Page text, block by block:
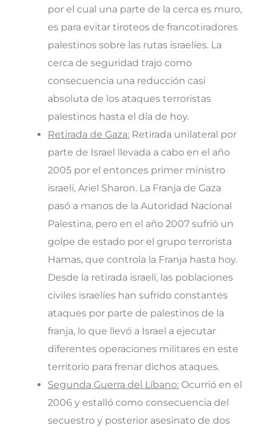
por el cual una parte de la cerca es muro,
es para evitar tiroteos de francotiradores
palestinos sobre las rutas israelíes. La
cerca de seguridad trajo como
consecuencia una reducción casi
absoluta de los ataques terroristas
palestinos hasta el día de hoy.
Retirada de Gaza: Retirada unilateral por
parte de Israel llevada a cabo en el año
2005 por el entonces primer ministro
israelí, Ariel Sharon. La Franja de Gaza
pasó a manos de la Autoridad Nacional
Palestina, pero en el año 2007 sufrió un
golpe de estado por el grupo terrorista
Hamas, que controla la Franja hasta hoy.
Desde la retirada israelí, las poblaciones
civiles israelíes han sufrido constantes
ataques por parte de palestinos de la
franja, lo que llevó a Israel a ejecutar
diferentes operaciones militares en este
territorio para frenar dichos ataques.
Segunda Guerra del Líbano: Ocurrió en el
2006 y estalló como consecuencia del
secuestro y posterior asesinato de dos